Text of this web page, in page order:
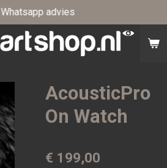
Whatsapp advies
AcousticPro
On Watch
€ 199,00